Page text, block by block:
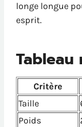
longe longue
esprit.
Critère
Taille
Poids